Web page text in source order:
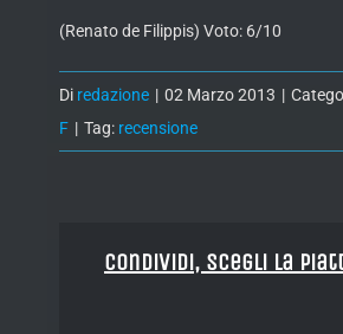
(Renato de Filippis) Voto: 6/10
Di redazione | 02 Marzo 2013 |
F | Tag: recensione
Condividi, Scegli la